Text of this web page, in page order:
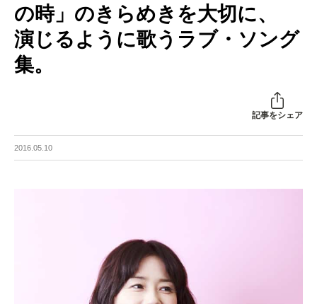
の時」のきらめきを大切に、
演じるように歌うラブ・ソング
集。
記事をシェア
2016.05.10